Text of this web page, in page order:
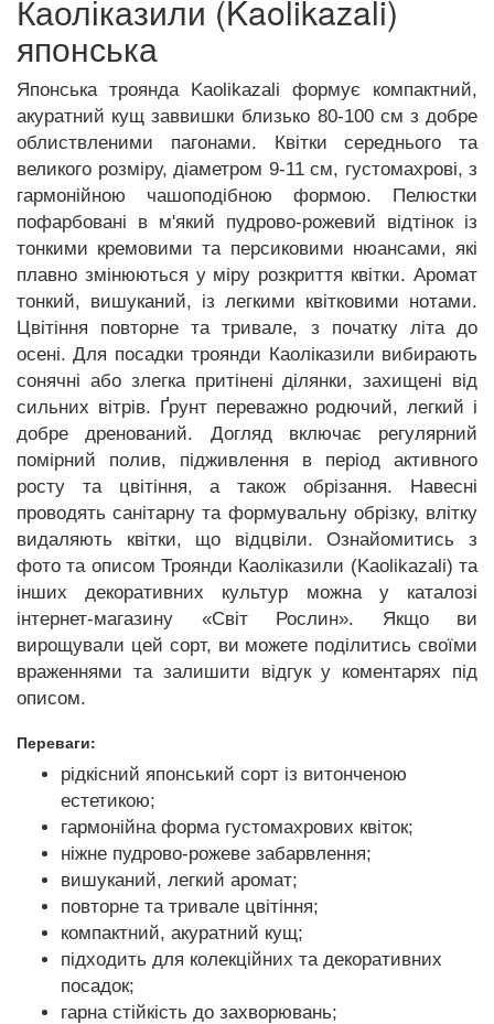
Каоліказили (Kaolikazali)
японська
Японська троянда Kaolikazali формує компактний,
акуратний кущ заввишки близько 80-100 см з добре
облиствленими пагонами. Квітки середнього та
великого розміру, діаметром 9-11 см, густомахрові, з
гармонійною чашоподібною формою. Пелюстки
пофарбовані в м'який пудрово-рожевий відтінок із
тонкими кремовими та персиковими нюансами, які
плавно змінюються у міру розкриття квітки. Аромат
тонкий, вишуканий, із легкими квітковими нотами.
Цвітіння повторне та тривале, з початку літа до
осені. Для посадки троянди Каоліказили вибирають
сонячні або злегка притінені ділянки, захищені від
сильних вітрів. Ґрунт переважно родючий, легкий і
добре дренований. Догляд включає регулярний
помірний полив, підживлення в період активного
росту та цвітіння, а також обрізання. Навесні
проводять санітарну та формувальну обрізку, влітку
видаляють квітки, що відцвіли. Ознайомитись з
фото та описом Троянди Каоліказили (Kaolikazali) та
інших декоративних культур можна у каталозі
інтернет-магазину «Світ Рослин». Якщо ви
вирощували цей сорт, ви можете поділитись своїми
враженнями та залишити відгук у коментарях під
описом.
Переваги:
рідкісний японський сорт із витонченою
естетикою;
гармонійна форма густомахрових квіток;
ніжне пудрово-рожеве забарвлення;
вишуканий, легкий аромат;
повторне та тривале цвітіння;
компактний, акуратний кущ;
підходить для колекційних та декоративних
посадок;
гарна стійкість до захворювань;